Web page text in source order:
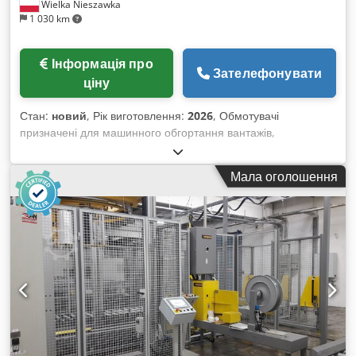
Wielka Nieszawka
1 030 km
ціну
Зателефонувати
Стан: новий, Рік виготовлення: 2026, Обмотувачі
призначені для машинного обгортання вантажів,
розташованих на піддонах, стретч-плівкою. Особливо
рекомендуються у місцях, де вимагається висока
продуктивність та низькі трудові й фінансові витрати на
процес пакування, таких як дистрибуційні центри, гуртові
склади, виробничі підприємства, а також менші компанії.
Нова модель – оснащена сенсорною панеллю керування,
меню доступне польською, німецькою, англійською та
французькою мовами. Технічні характеристики: МАЧТА: –
Висота: 2,4 м СТІЛ – Діаметр столу: 1650 мм
Csdpfjtpvbmox Ahyorf – Макс. розмір піддона: 1200x1200
мм – Макс. вага піддона: 2000 кг – Тип столу: плаский –
Регульована швидкість обертання платформи: 3-12 об/хв –
Продуктивність: до 30 піддонів/год. – Автоматичне
Мала оголошення